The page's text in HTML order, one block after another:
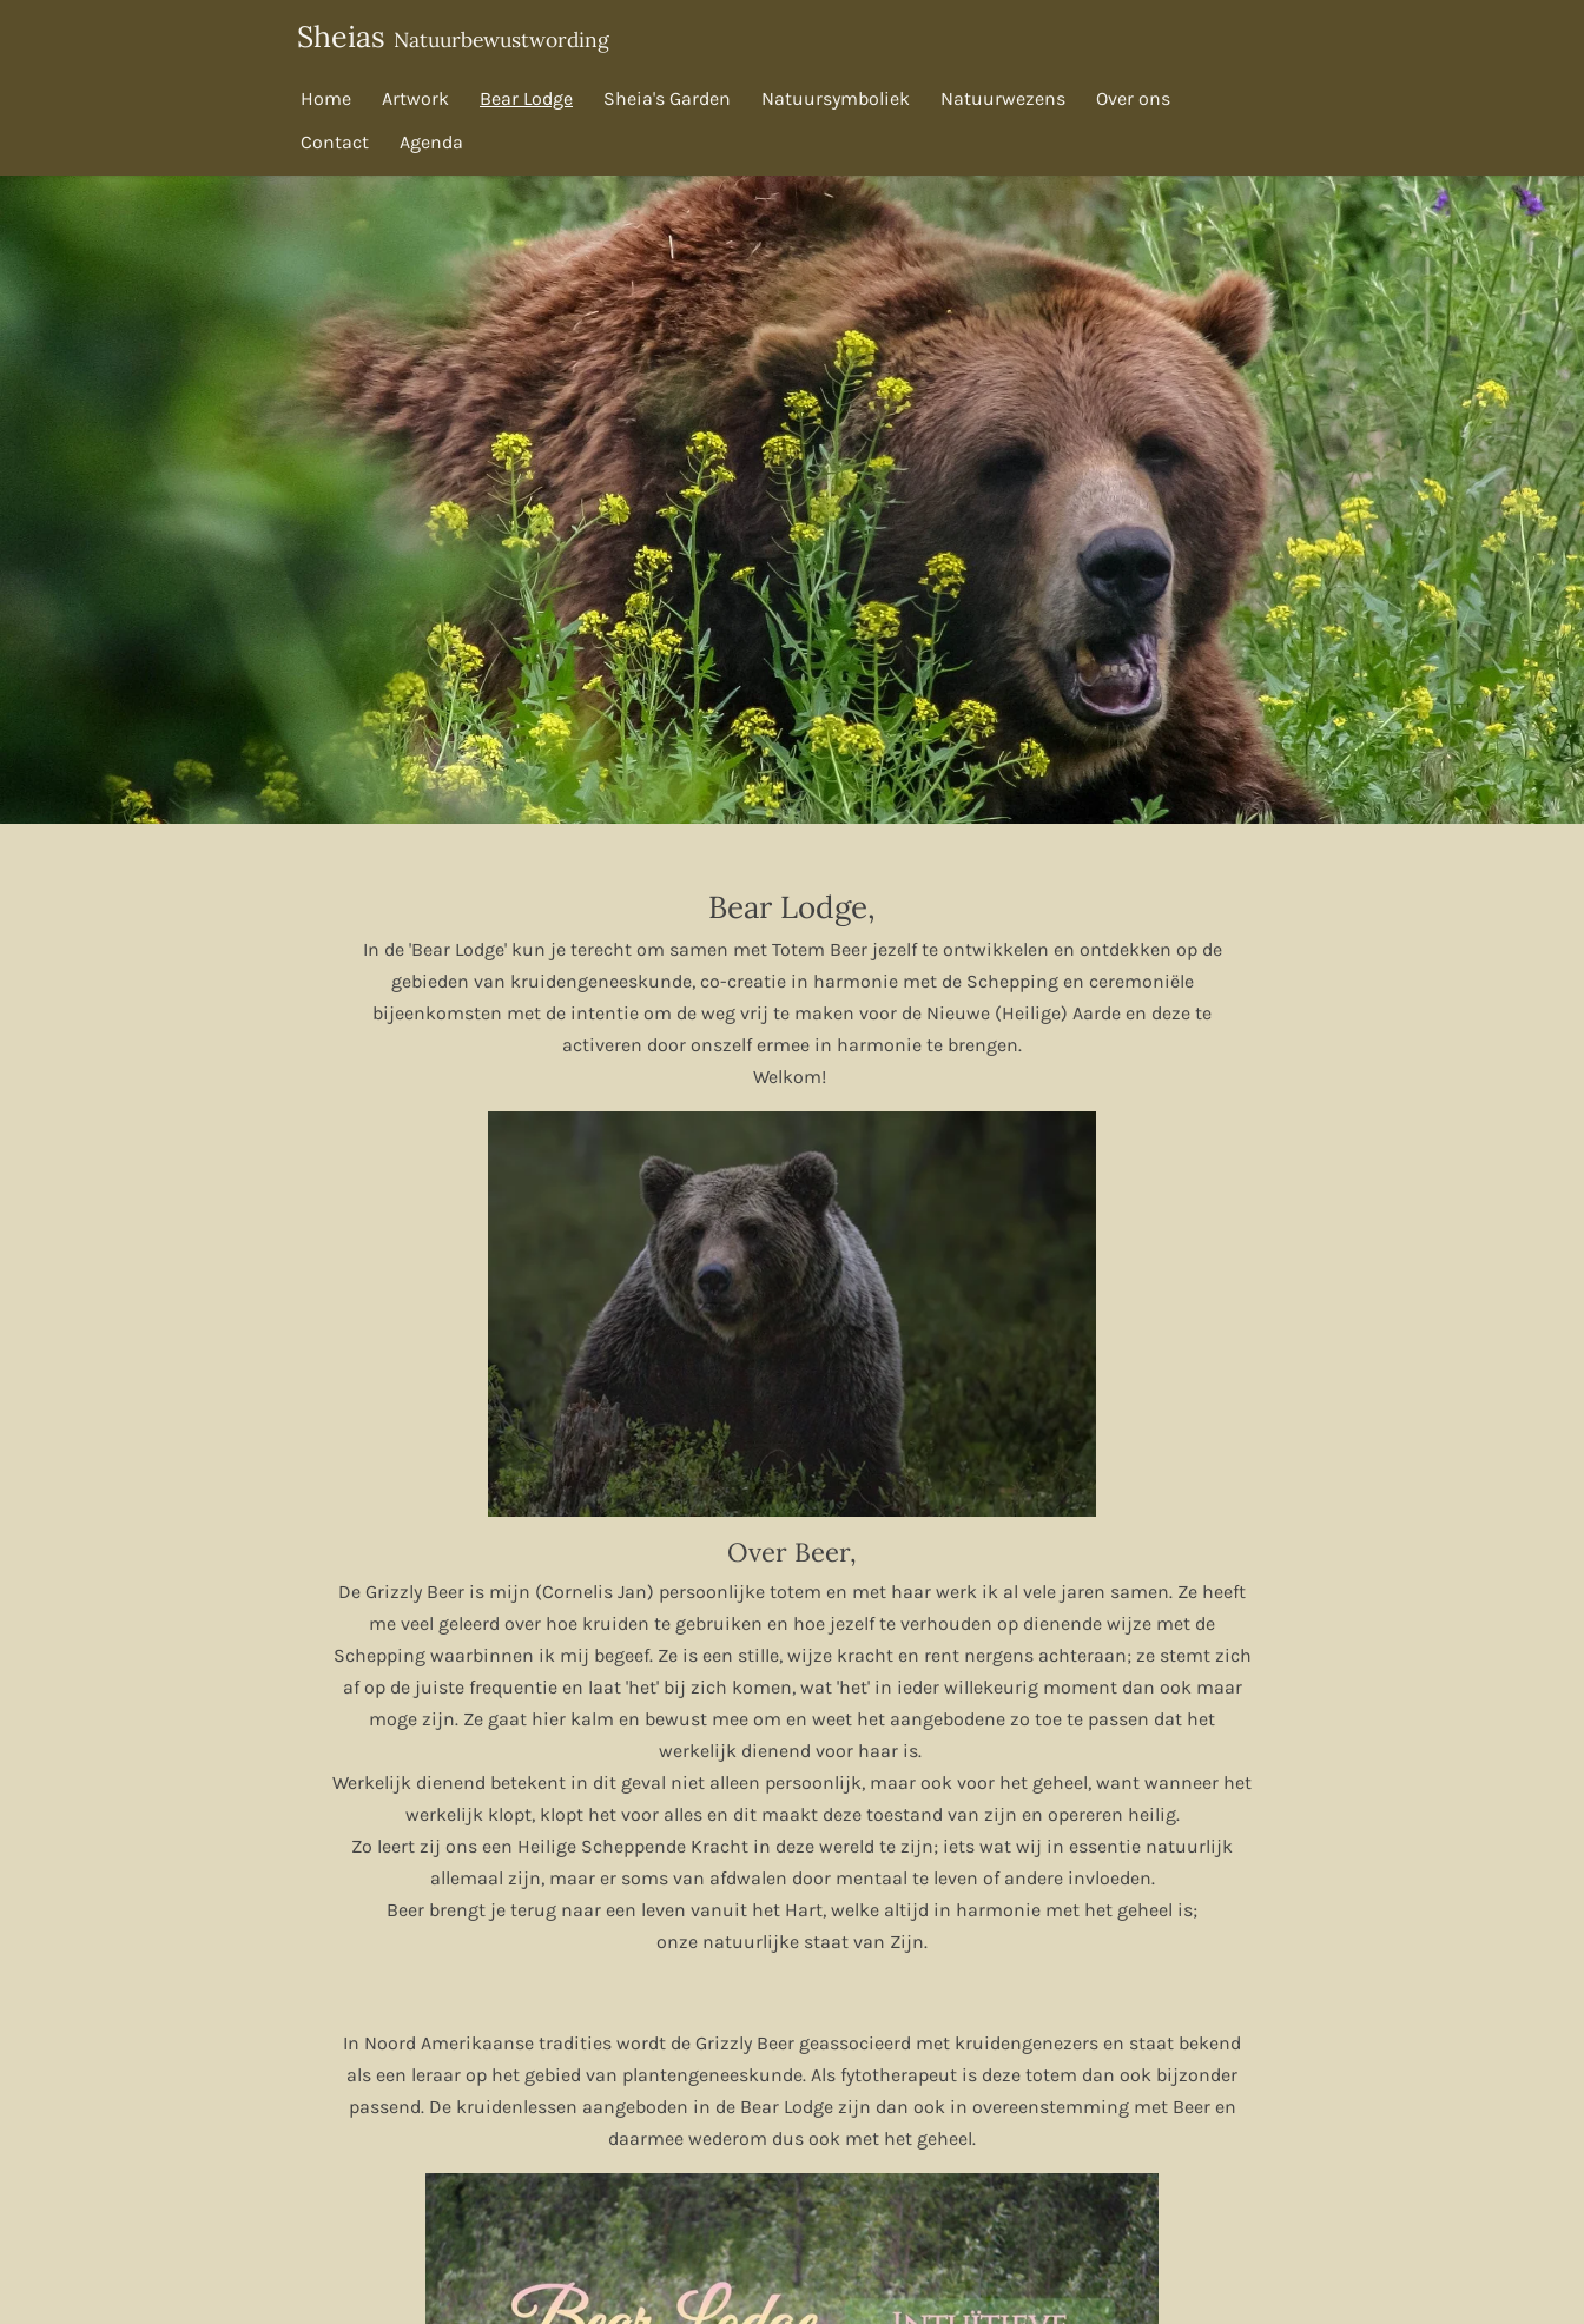
Sheias Natuurbewustwording
Home Artwork Bear Lodge Sheia's Garden Natuursymboliek Natuurwezens
Over ons
Contact
Agenda
Bear Lodge,
In de 'Bear Lodge' kun je terecht om samen met Totem Beer jezelf te ontwikkelen en ontdekken op de
gebieden van kruidengeneeskunde, co-creatie in harmonie met de Schepping en ceremoniële
bijeenkomsten met de intentie om de weg vrij te maken voor de Nieuwe (Heilige) Aarde en deze te
activeren door onszelf ermee in harmonie te brengen.
Welkom!
Over Beer,
De Grizzly Beer is mijn (Cornelis Jan) persoonlijke totem en met haar werk ik al vele jaren samen. Ze heeft
me veel geleerd over hoe kruiden te gebruiken en hoe jezelf te verhouden op dienende wijze met de
Schepping waarbinnen ik mij begeef. Ze is een stille, wijze kracht en rent nergens achteraan; ze stemt zich
af op de juiste frequentie en laat 'het' bij zich komen, wat 'het' in ieder willekeurig moment dan ook maar
moge zijn. Ze gaat hier kalm en bewust mee om en weet het aangebodene zo toe te passen dat het
werkelijk dienend voor haar is.
Werkelijk dienend betekent in dit geval niet alleen persoonlijk, maar ook voor het geheel, want wanneer het
werkelijk klopt, klopt het voor alles en dit maakt deze toestand van zijn en opereren heilig.
Zo leert zij ons een Heilige Scheppende Kracht in deze wereld te zijn; iets wat wij in essentie natuurlijk
allemaal zijn, maar er soms van afdwalen door mentaal te leven of andere invloeden.
Beer brengt je terug naar een leven vanuit het Hart, welke altijd in harmonie met het geheel is;
onze natuurlijke staat van Zijn.
In Noord Amerikaanse tradities wordt de Grizzly Beer geassocieerd met kruidengenezers en staat bekend
als een leraar op het gebied van plantengeneeskunde. Als fytotherapeut is deze totem dan ook bijzonder
passend. De kruidenlessen aangeboden in de Bear Lodge zijn dan ook in overeenstemming met Beer en
daarmee wederom dus ook met het geheel.